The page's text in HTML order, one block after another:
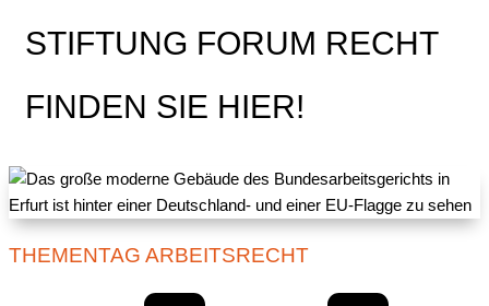
STIFTUNG FORUM RECHT
FINDEN SIE HIER!
THEMENTAG ARBEITSRECHT